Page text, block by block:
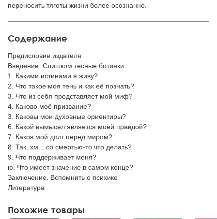
переносить тяготы жизни более осознанно.
Содержание
Предисловие издателя
Введение. Слишком тесные ботинки
1. Какими истинами я живу?
2. Что такое моя тень и как её познать?
3. Что из себя представляет мой миф?
4. Каково моё призвание?
3. Каковы мои духовные ориентиры?
6. Какой вымысел является моей правдой?
7. Каков мой долг перед миром?
8. Так, хм... со смертью-то что делать?
9. Что поддерживает меня?
ю. Что имеет значение в самом конце?
Заключение. Вспомнить о психике
Литература
Похожие товары